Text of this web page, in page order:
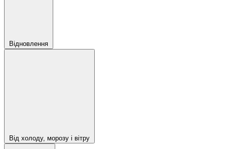
Відновлення
Від холоду, морозу і вітру